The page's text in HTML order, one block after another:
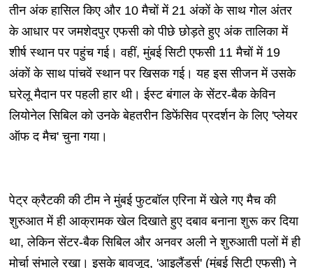
तीन अंक हासिल किए और 10 मैचों में 21 अंकों के साथ गोल अंतर
के आधार पर जमशेदपुर एफसी को पीछे छोड़ते हुए अंक तालिका में
शीर्ष स्थान पर पहुंच गई। वहीं, मुंबई सिटी एफसी 11 मैचों में 19
अंकों के साथ पांचवें स्थान पर खिसक गई। यह इस सीजन में उसके
घरेलू मैदान पर पहली हार थी। ईस्ट बंगाल के सेंटर-बैक केविन
लियोनेल सिबिल को उनके बेहतरीन डिफेंसिव प्रदर्शन के लिए 'प्लेयर
ऑफ द मैच' चुना गया।
पेट्र क्रैटकी की टीम ने मुंबई फुटबॉल एरिना में खेले गए मैच की
शुरुआत में ही आक्रामक खेल दिखाते हुए दबाव बनाना शुरू कर दिया
था, लेकिन सेंटर-बैक सिबिल और अनवर अली ने शुरुआती पलों में ही
मोर्चा संभाले रखा। इसके बावजूद, 'आइलैंडर्स' (मुंबई सिटी एफसी) ने